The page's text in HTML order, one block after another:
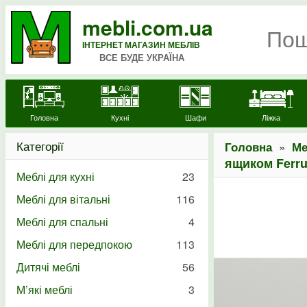
mebli.com.ua
ІНТЕРНЕТ МАГАЗИН МЕБЛІВ
ВСЕ БУДЕ УКРАЇНА
Головна Кухні Шафи Ліжка
Головна»
ящиком
Категорії
Меблі для кухні
23
Меблі для вітальні
116
Меблі для спальні
4
Меблі для передпокою
113
Дитячі меблі
56
М’які меблі
3